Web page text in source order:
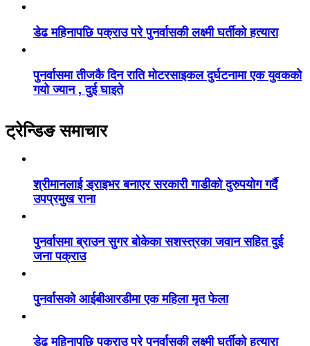
डेढ महिनापछि पक्राउ परे पुनर्वासकी लक्ष्मी घर्तीको हत्यारा
पुनर्वासमा तीजकै दिन राति मोटरसाइकल दुर्घटनामा एक युवकको
गयो ज्यान , दुई घाइते
ट्रेन्डिङ समाचार
श्रीमानलाई ड्राइभर बनाएर सरकारी गाडीको दुरुपयोग गर्दै
उपप्रमुख राना
पुनर्वासमा ब्राउन सुगर बोकेका सशस्त्रका जवान सहित दुई
जना पक्राउ
पुनर्वासको आईबीआरडीमा एक महिला मृत फेला
डेढ महिनापछि पक्राउ परे पुनर्वासकी लक्ष्मी घर्तीको हत्यारा